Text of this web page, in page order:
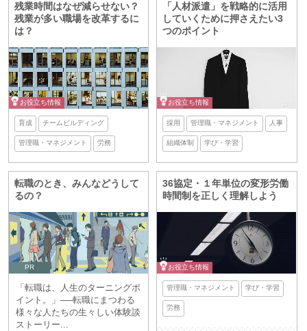
残業時間はなぜ減らせない？
残業が多い職場を改革するに
は？
お役立ち情報
育成 チームビルディング
管理職・マネジメント 労務
「人材派遣」を戦略的に活用
していくために押さえたい3
つのポイント
お役立ち情報
採用 管理職・マネジメント 人事
組織体制 学び・学習
転職のとき、みんなどうして
るの？
PR
「転職は、人生のターニングポ
イント。」──転職にまつわる
様々な人たちの生々しい体験談
ストーリー...
36協定・１年単位の変形労働
時間制を正しく理解しよう
お役立ち情報
管理職・マネジメント 学び・学習
労務